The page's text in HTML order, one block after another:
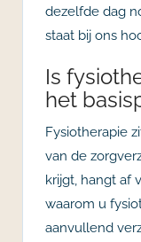
dezelfde dag
staat bij ons
Is
het
Fysiotherapie
van de
krijgt, hangt af
waarom u
aanvullend